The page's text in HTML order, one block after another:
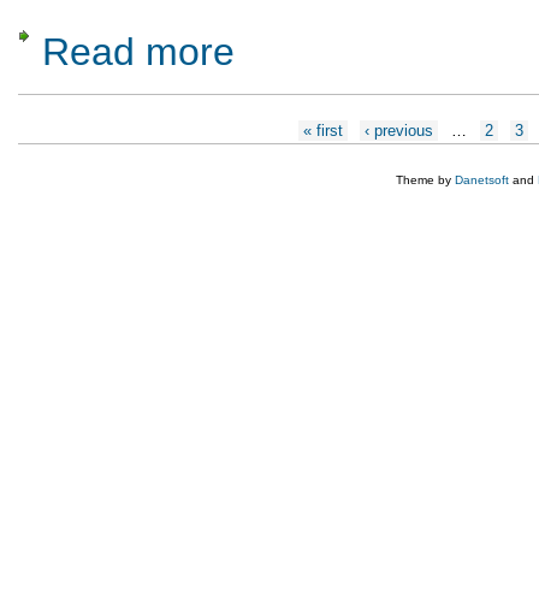
Read more
« first ‹ previous 2 3
Theme by Danetsoft and